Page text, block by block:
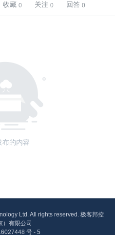
收藏 关注 回答
布的内容
Ltd. All rights reserved. 极客邦控
）有限公司
号 - 5